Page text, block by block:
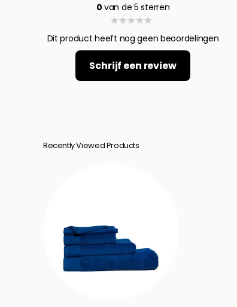
0 van de 5 sterren
Dit product heeft nog geen beoordelingen
Schrijf een review
Recently Viewed Products